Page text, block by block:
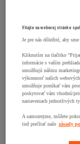
Vitajte na webovej stránke
Je pre nás dôležité, aby
Kliknutím na tlačitko
informácie s vaším
umožňujú nášmu
výkonnosť našich
umožňuje ponúkať vám
poskytovať vám vhodnú/
nastaveniach jednotlivých
A samozrejme, môžete
tiež prečítať naše zásady